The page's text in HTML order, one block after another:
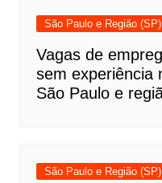
São Paulo e Região (SP)
Vagas de
sem experiência
São Paulo e
São Paulo e Região (SP)